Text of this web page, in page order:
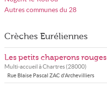
Autres communes du 28
Crèches Euréliennes
Les petits chaperons rouges
Multi-accueil àChartres(28000)
Rue Blaise Pascal ZAC d'Archevilliers